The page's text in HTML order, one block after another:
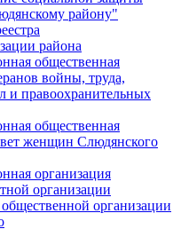
району"
района
общественная
войны, труда,
и правоохранительных
общественная
женщин Слюдянского
организация
организации
организации